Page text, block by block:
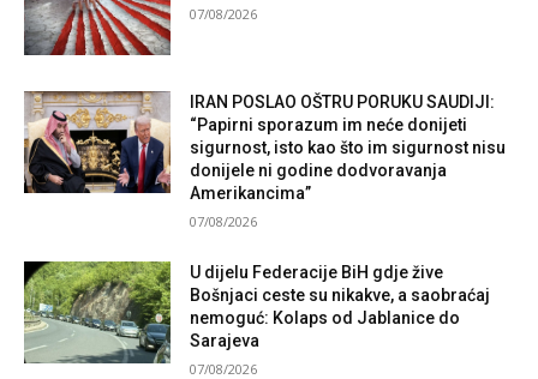
07/08/2026
IRAN POSLAO OŠTRU PORUKU SAUDIJI:
“Papirni sporazum im neće donijeti
sigurnost, isto kao što im sigurnost nisu
donijele ni godine dodvoravanja
Amerikancima”
07/08/2026
U dijelu Federacije BiH gdje žive
Bošnjaci ceste su nikakve, a saobraćaj
nemoguć: Kolaps od Jablanice do
Sarajeva
07/08/2026